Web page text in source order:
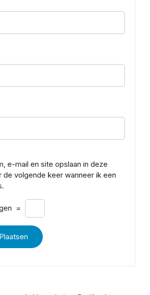
e-mail en site opslaan in deze
de volgende keer wanneer ik een
=